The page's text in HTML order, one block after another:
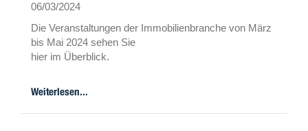
06/03/2024
Die Veranstaltungen der Immobilienbranche von März
bis Mai 2024 sehen Sie
hier im Überblick.
Weiterlesen...